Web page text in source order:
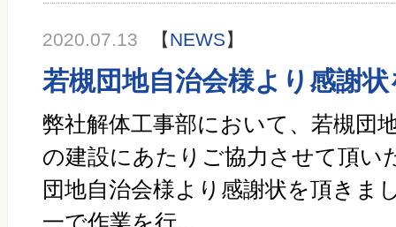
2020.07.13 【NEWS】
若槻団地自治会様より感謝
弊社解体工事部において、若槻団
の建設にあたりご協力させて頂い
団地自治会様より感謝状を頂きま
一で作業を行...